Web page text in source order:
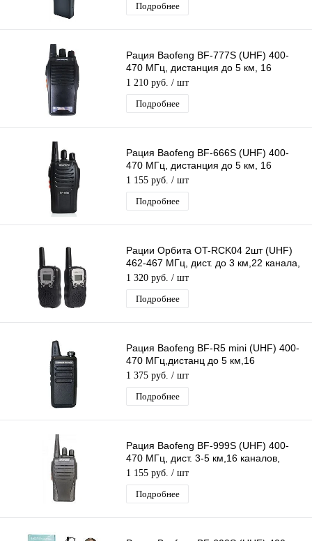
Подробнее
Рация Baofeng BF-777S (UHF) 400-
470 МГц, дистанция до 5 км, 16
каналов, таймер, фонарик
1 210 руб. / шт
Подробнее
Рация Baofeng BF-666S (UHF) 400-
470 МГц, дистанция до 5 км, 16
каналов, таймер, фонарик
1 155 руб. / шт
Подробнее
Рации Орбита OT-RCK04 2шт (UHF)
462-467 МГц, дист. до 3 км,22 канала,
дисплей, фонарик, автосканиров
1 320 руб. / шт
Подробнее
Рация Baofeng BF-R5 mini (UHF) 400-
470 МГц,дистанц до 5 км,16
каналов,VOX голосовое управл
передачей
1 375 руб. / шт
Подробнее
Рация Baofeng BF-999S (UHF) 400-
470 МГц, дист. 3-5 км,16 каналов,
таймер, фонарик, автосканирование
1 155 руб. / шт
Подробнее